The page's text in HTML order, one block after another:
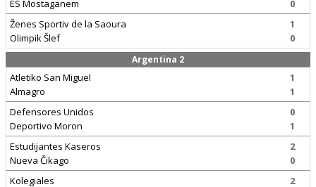
ES Mostaganem
0
Ženes Sportiv de la Saoura
Olimpik Šlef
1
0
Argentina 2
Atletiko San Miguel
Almagro
1
1
Defensores Unidos
Deportivo Moron
0
1
Estudijantes Kaseros
Nueva Čikago
2
0
Kolegiales
2